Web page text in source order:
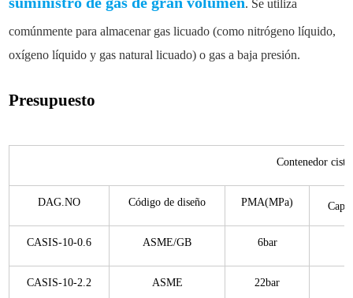
. Se utiliza
comúnmente para almacenar gas licuado (como nitrógeno líquido,
oxígeno líquido y gas natural licuado) o gas a baja presión.
Presupuesto
Contenedor
DAG.NO Código de diseño PMA(MPa)
CASIS-10-0.6 ASME/GB 6bar
CASIS-10-2.2 ASME 22bar